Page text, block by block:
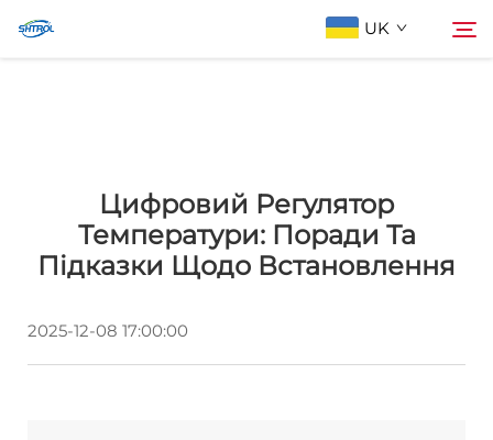
UK
Продукти
Зв'яжіться з нами
Цифровий Регулятор
Температури: Поради Та
Підказки Щодо Встановлення
2025-12-08 17:00:00